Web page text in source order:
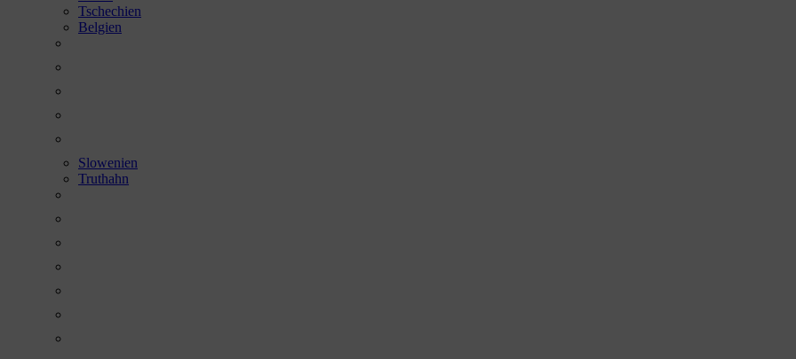
Tschechien
Belgien
Slowenien
Truthahn